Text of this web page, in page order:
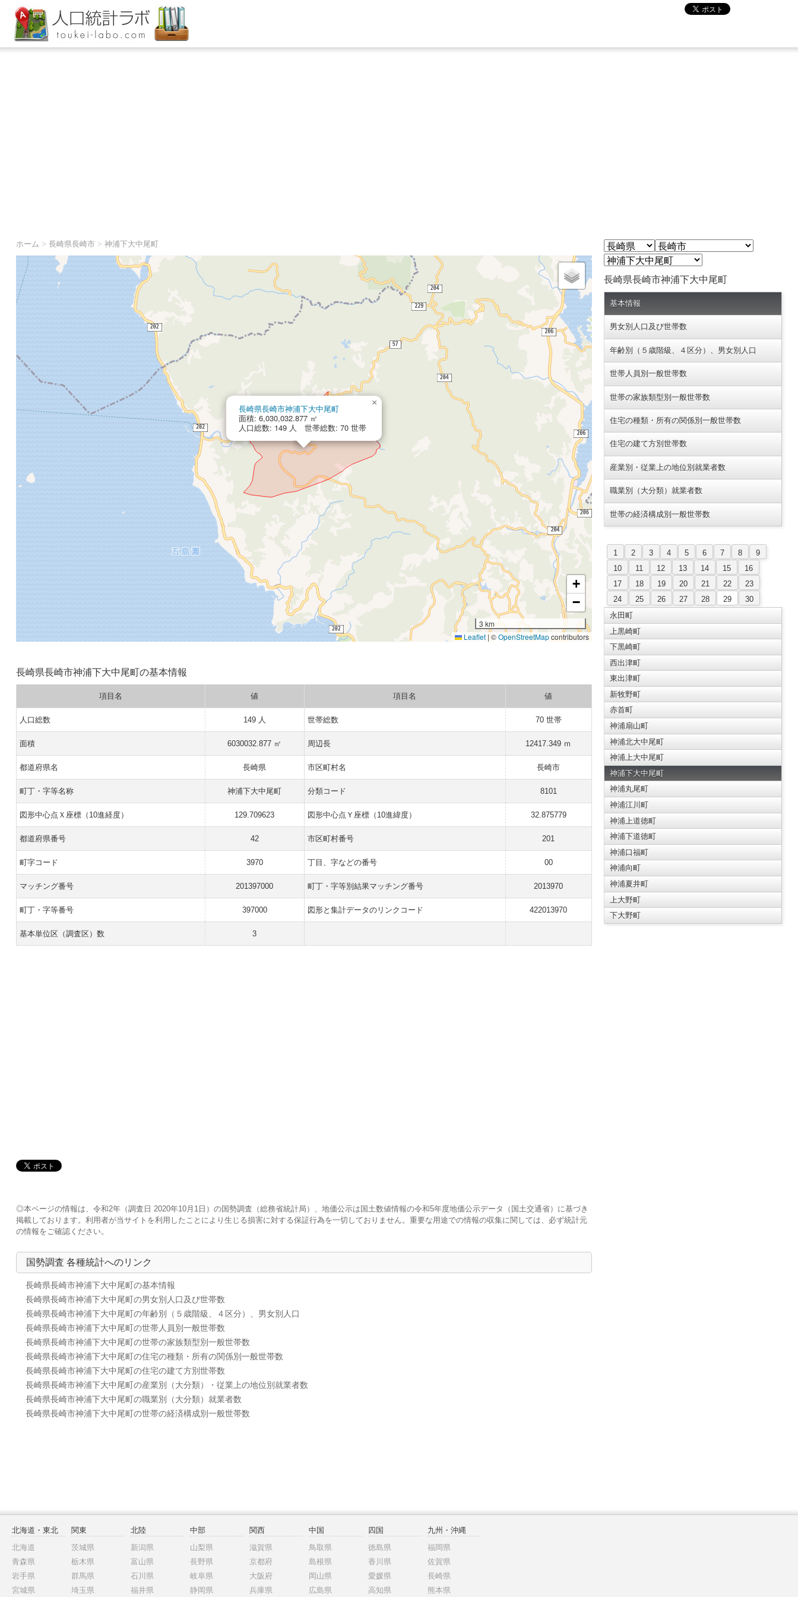
ホーム > 長崎県長崎市> 神浦下大中尾町
長崎県長崎市神浦下大中尾町
面積: 6,030,032.877 ㎡
人口総数: 149 人 世帯総数: 70 世帯
×
+
−
3 km
Leaflet | ©OpenStreetMapcontributors
長崎県長崎市神浦下大中尾町の基本情報
項目名 値 項目名 値
人口総数 149 人 世帯総数 70 世帯
面積 6030032.877 ㎡ 周辺長 12417.349 ｍ
都道府県名 長崎県 市区町村名 長崎市
町丁・字等名称 神浦下大中尾町 分類コード 8101
図形中心点Ｘ座標（10進経度） 129.709623 図形中心点Ｙ座標（10進緯度） 32.875779
都道府県番号 42 市区町村番号 201
町字コード 3970 丁目、字などの番号 00
マッチング番号 201397000 町丁・字等別結果マッチング番号 2013970
町丁・字等番号 397000 図形と集計データのリンクコード 422013970
基本単位区（調査区）数 3
◎本ページの情報は、令和2年（調査日 2020年10月1日）の国勢調査（総務省統計局）、地価公示は国土数値情報の令和5年度地価公示データ（国土交通省）に基づき
掲載しております。利用者が当サイトを利用したことにより生じる損害に対する保証行為を一切しておりません。重要な用途での情報の収集に関しては、必ず統計元
の情報をご確認ください。
国勢調査 各種統計へのリンク
長崎県長崎市神浦下大中尾町の基本情報
長崎県長崎市神浦下大中尾町の男女別人口及び世帯数
長崎県長崎市神浦下大中尾町の年齢別（５歳階級、４区分）、男女別人口
長崎県長崎市神浦下大中尾町の世帯人員別一般世帯数
長崎県長崎市神浦下大中尾町の世帯の家族類型別一般世帯数
長崎県長崎市神浦下大中尾町の住宅の種類・所有の関係別一般世帯数
長崎県長崎市神浦下大中尾町の住宅の建て方別世帯数
長崎県長崎市神浦下大中尾町の産業別（大分類）・従業上の地位別就業者数
長崎県長崎市神浦下大中尾町の職業別（大分類）就業者数
長崎県長崎市神浦下大中尾町の世帯の経済構成別一般世帯数
長崎県長崎市神浦下大中尾町
基本情報
男女別人口及び世帯数
年齢別（５歳階級、４区分）、男女別人口
世帯人員別一般世帯数
世帯の家族類型別一般世帯数
住宅の種類・所有の関係別一般世帯数
住宅の建て方別世帯数
産業別・従業上の地位別就業者数
職業別（大分類）就業者数
世帯の経済構成別一般世帯数
1 2 3 4 5 6 7 8
9
10
11 12 13 14 15
16
17
18 19 20 21 22
23
24
25 26 27 28 29
30
永田町
上黒崎町
下黒崎町
西出津町
東出津町
新牧野町
赤首町
神浦扇山町
神浦北大中尾町
神浦上大中尾町
神浦下大中尾町
神浦丸尾町
神浦江川町
神浦上道徳町
神浦下道徳町
神浦口福町
神浦向町
神浦夏井町
上大野町
下大野町
北海道・東北
北海道
青森県
岩手県
宮城県
関東
茨城県
栃木県
群馬県
埼玉県
北陸
新潟県
富山県
石川県
福井県
中部
山梨県
長野県
岐阜県
静岡県
関西
滋賀県
京都府
大阪府
兵庫県
中国
鳥取県
島根県
岡山県
広島県
四国
徳島県
香川県
愛媛県
高知県
九州・沖縄
福岡県
佐賀県
長崎県
熊本県